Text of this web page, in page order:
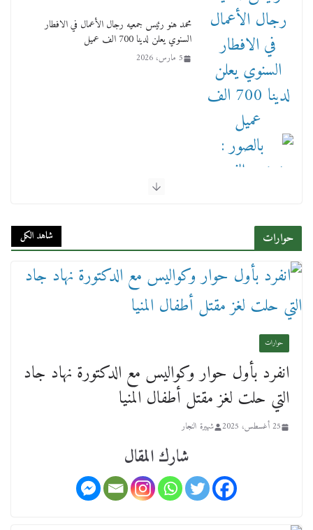
محمد هنو رئيس جمعيه رجال الأعمال في الافطار
السنوي يعلن لدينا 700 الف عميل
5 مارس، 2026
4 مارس، 2026
عن عمر يناهز ال99 عاما وشهر رحيل شقيق ميشيل
أحد ودفنه في هدوء الأحد الماضي
حوارات شاهد الكل
حوارات
انفرد بأول حوار وكواليس مع الدكتورة نهاد جاد
التي حلت لغز مقتل أطفال المنيا
25 أغسطس، 2025 شهيرة النجار
شارك المقال